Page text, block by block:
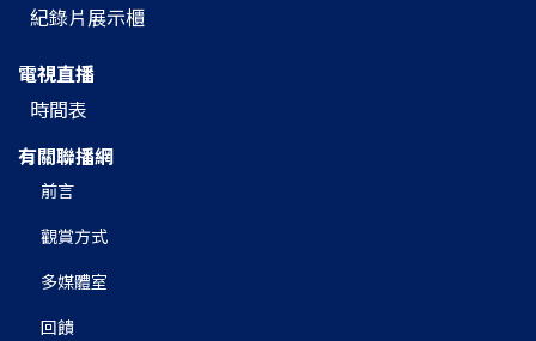
紀錄片展示櫃
電視直播
時間表
有關聯播網
前言
觀賞方式
多媒體室
回饋